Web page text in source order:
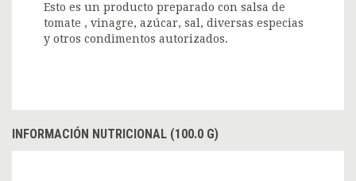
Esto es un producto preparado con salsa de
tomate , vinagre, azúcar, sal, diversas especias
y otros condimentos autorizados.
INFORMACIÓN NUTRICIONAL (100.0 G)